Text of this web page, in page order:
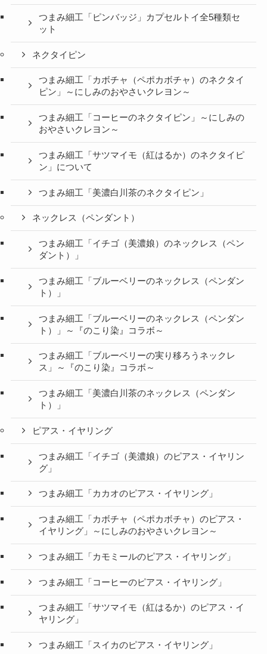
つまみ細工「ピンバッジ」カプセルトイ全5種類セ
ット
ネクタイピン
つまみ細工「カボチャ（ペポカボチャ）のネクタイ
ピン」～にしみのおやさいクレヨン～
つまみ細工「コーヒーのネクタイピン」～にしみの
おやさいクレヨン～
つまみ細工「サツマイモ（紅はるか）のネクタイピ
ン」について
つまみ細工「美濃白川茶のネクタイピン」
ネックレス（ペンダント）
つまみ細工「イチゴ（美濃娘）のネックレス（ペン
ダント）」
つまみ細工「ブルーベリーのネックレス（ペンダン
ト）」
つまみ細工「ブルーベリーのネックレス（ペンダン
ト）」～『のこり染』コラボ～
つまみ細工「ブルーベリーの実り移ろうネックレ
ス」～『のこり染』コラボ～
つまみ細工「美濃白川茶のネックレス（ペンダン
ト）」
ピアス・イヤリング
つまみ細工「イチゴ（美濃娘）のピアス・イヤリン
グ」
つまみ細工「カカオのピアス・イヤリング」
つまみ細工「カボチャ（ペポカボチャ）のピアス・
イヤリング」～にしみのおやさいクレヨン～
つまみ細工「カモミールのピアス・イヤリング」
つまみ細工「コーヒーのピアス・イヤリング」
つまみ細工「サツマイモ（紅はるか）のピアス・イ
ヤリング」
つまみ細工「スイカのピアス・イヤリング」